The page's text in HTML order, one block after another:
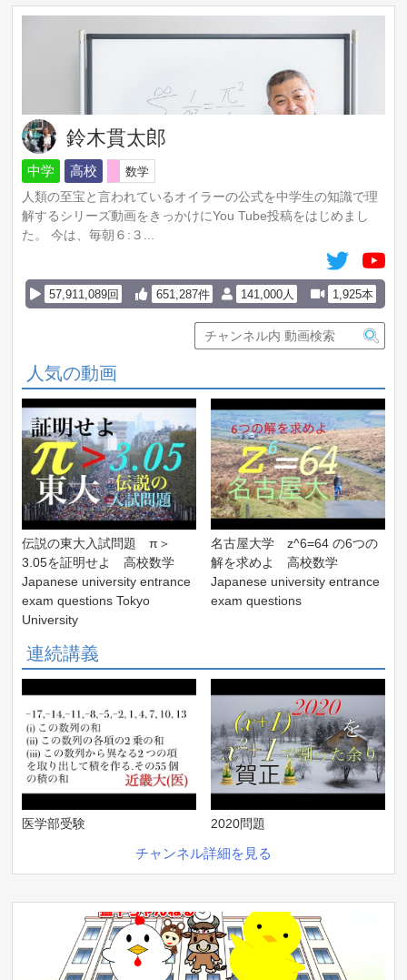
鈴木貫太郎
中学 高校
数学
人類の至宝と言われているオイラーの公式を中学生の知識で理
解するシリーズ動画をきっかけにYou Tube投稿をはじめまし
た。 今は、毎朝６:３...
141,000人 1,925本
57,911,089回 651,287件
人気の動画
伝説の東大入試問題 π＞
3.05を証明せよ 高校数学
Japanese university entrance
exam questions Tokyo
University
名古屋大学 z^6=64 の6つの
解を求めよ 高校数学
Japanese university entrance
exam questions
連続講義
医学部受験 2020問題
チャンネル詳細を見る